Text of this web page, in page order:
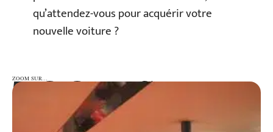
qu’attendez-vous pour acquérir votre
nouvelle voiture ?
ZOOM SUR…
ZOOM SUR…